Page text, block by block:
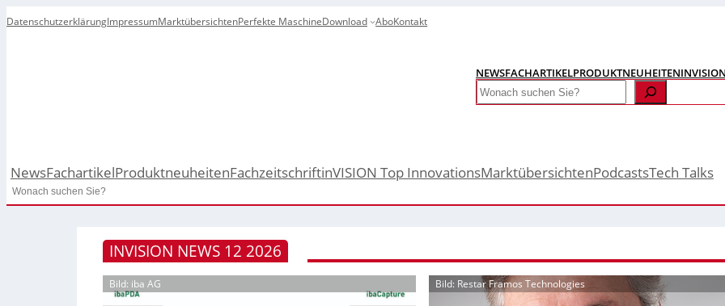
DatenschutzerklärungImpressumMarktübersichtenPerfekte MaschineDownload AboKontakt
NEWSFACHARTIKELPRODUKTNEUHEITEN
Search
NewsFachartikelProduktneuheitenFachzeitschriftinVISION Top InnovationsMarktübersichtenPodcastsTech Talks
Search
INVISION NEWS 12 2026
Bild: iba AG Bild: Restar Framos Technologies